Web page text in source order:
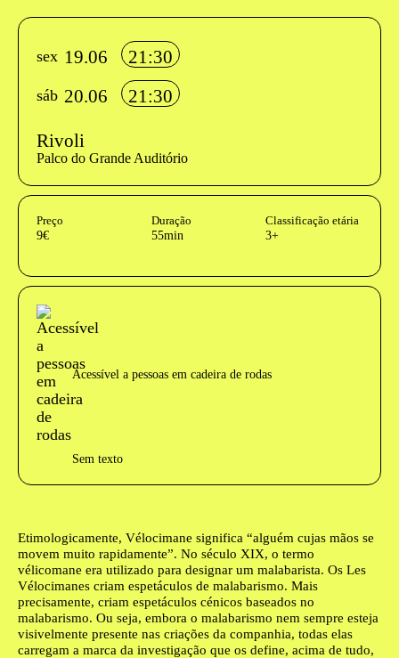
Info sobre horário e bilhetes
sex 19.06 21:30
sáb 20.06 21:30
Rivoli
Palco do Grande Auditório
InformaÃ§Ã£o adicional
Preço
9€
Duração
55min
Classificação etária
3+
Acessibilidades do espetáculo
Acessível a pessoas em cadeira de rodas
Sem texto
Texto biografia autores
Etimologicamente, Vélocimane significa “alguém cujas mãos se
movem muito rapidamente”. No século XIX, o termo
vélicomane era utilizado para designar um malabarista. Os Les
Vélocimanes criam espetáculos de malabarismo. Mais
precisamente, criam espetáculos cénicos baseados no
malabarismo. Ou seja, embora o malabarismo nem sempre esteja
visivelmente presente nas criações da companhia, todas elas
carregam a marca da investigação que os define, acima de tudo,